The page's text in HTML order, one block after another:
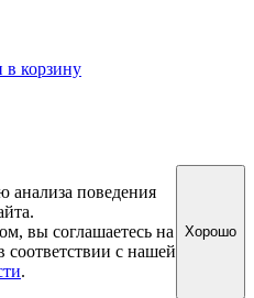
в корзину
анализа поведения
вы соглашаетесь на
соответствии с нашей
.
Хорошо